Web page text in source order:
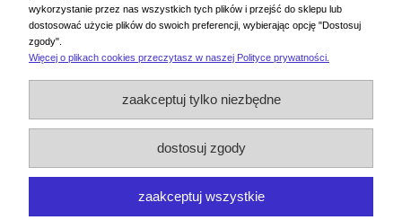
dokonanego przed jej wycofaniem.
Pomoc
Moje konto
Informacje
wykorzystanie przez nas wszystkich tych plików i przejść do sklepu lub
dostosować użycie plików do swoich preferencji, wybierając opcję "Dostosuj
zgody".
Więcej o plikach cookies przeczytasz w naszej Polityce prywatności.
zaakceptuj tylko niezbędne
dostosuj zgody
zaakceptuj wszystkie